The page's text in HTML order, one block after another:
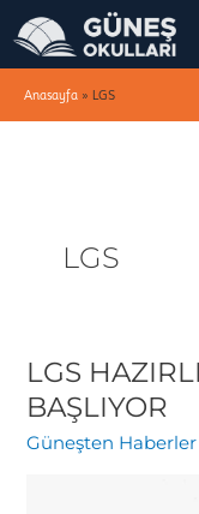
İçeriğe
atla
Anasayfa » LGS
LGS
LGS
BAŞLIYOR
Güneşten Haberler
LGS
HAZIRLIK
PROGRAMI
BAŞLIYOR